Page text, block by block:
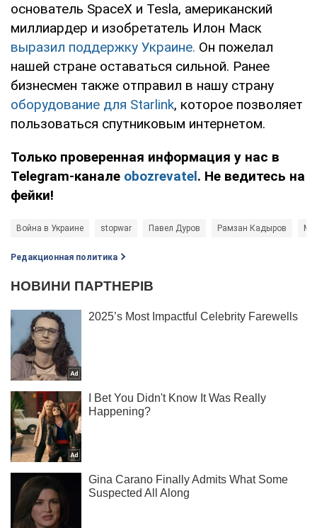
основатель SpaceX и Tesla, американский
миллиардер и изобретатель Илон Маск
выразил поддержку Украине. Он пожелал
нашей стране оставаться сильной. Ранее
бизнесмен также отправил в нашу страну
оборудование для Starlink, которое позволяет
пользоваться спутниковым интернетом.
Только проверенная информация у нас в
Telegram-канале obozrevatel. Не ведитесь на
фейки!
Война в Украине stopwar Павел Дуров Рамзан Кадыров
Редакционная политика